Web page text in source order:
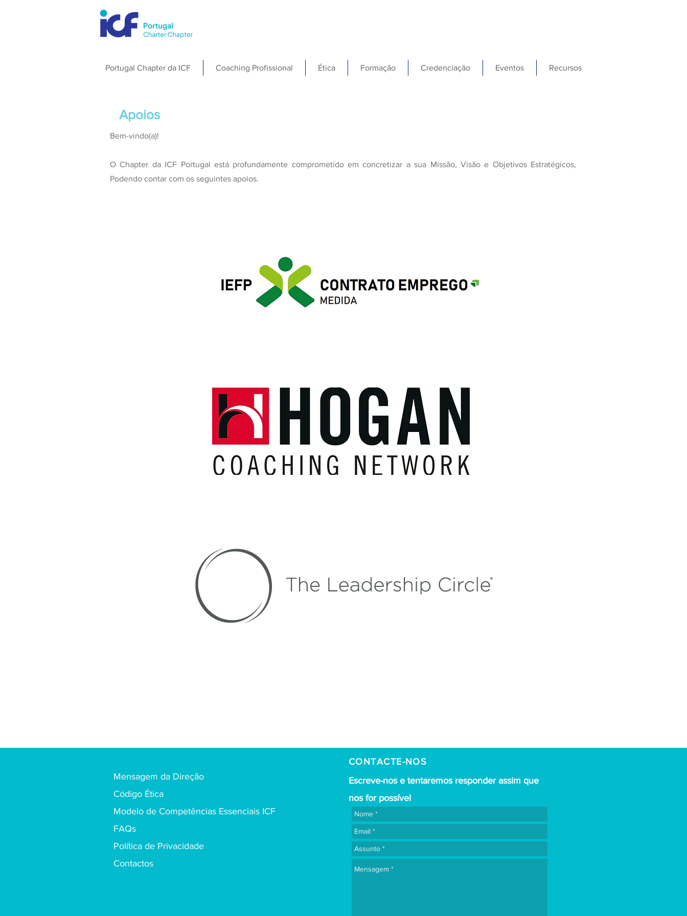
Portugal Chapter da ICF Coaching Profissional Ética Formação Credenciação Eventos Recursos
Apoios
Bem-vindo(a)!
O Chapter da ICF Portugal está profundamente comprometido em concretizar a sua Missão, Visão e Objetivos Estratégicos,
Podendo contar com os seguintes apoios.
CONTACTE-NOS
Mensagem da Direção
Código Ética
Modelo de Competências Essenciais ICF
FAQs
Política de Privacidade
Contactos
Escreve-nos e tentaremos responder assim que
nos for possível